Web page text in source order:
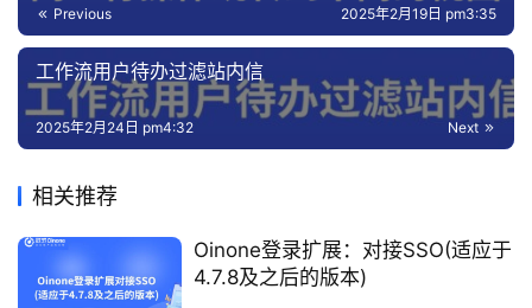
Previous 2025年2月19日 pm3:35
工作流用户待办过滤站内信
Next
2025年2月24日 pm4:32
相关推荐
Oinone登录扩展：对接SSO(适应于
4.7.8及之后的版本)